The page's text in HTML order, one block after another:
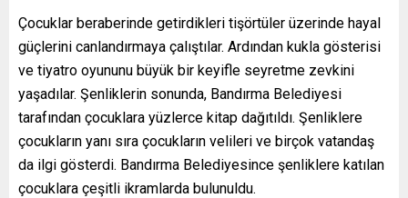
Çocuklar beraberinde getirdikleri tişörtüler üzerinde hayal
güçlerini canlandırmaya çalıştılar. Ardından kukla gösterisi
ve tiyatro oyununu büyük bir keyifle seyretme zevkini
yaşadılar. Şenliklerin sonunda, Bandırma Belediyesi
tarafından çocuklara yüzlerce kitap dağıtıldı. Şenliklere
çocukların yanı sıra çocukların velileri ve birçok vatandaş
da ilgi gösterdi. Bandırma Belediyesince şenliklere katılan
çocuklara çeşitli ikramlarda bulunuldu.